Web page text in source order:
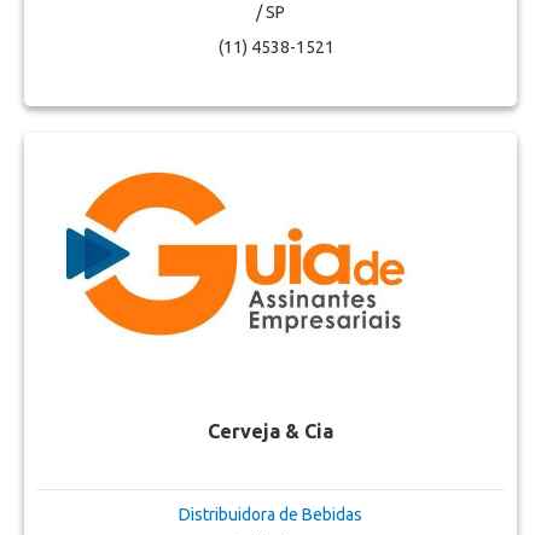
/ SP
(11) 4538-1521
Cerveja & Cia
Distribuidora de Bebidas